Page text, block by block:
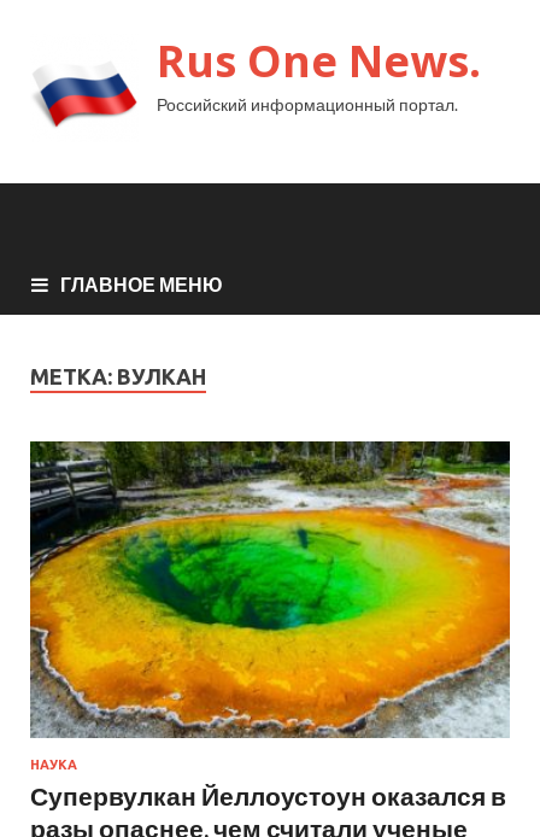
Rus One News.
Российский информационный портал.
ГЛАВНОЕ МЕНЮ
МЕТКА: ВУЛКАН
НАУКА
Супервулкан Йеллоустоун оказался в
разы опаснее, чем считали ученые